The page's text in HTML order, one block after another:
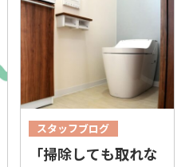
りした内容で全然大丈夫です！
雨の日のストレスに： 駐車場の
ぬかるみ対策（砂利敷きやコン
クリート工事）や防草シートの
愛車を守り、車内が熱くなるの
を防ぐカーポートの設置 お盆の
帰省に向けて： お孫さんが遊び
したり、手すりをつけたりする
れている方には見逃せないチャ
ンスですよね。 3. 今年からの
「新ルール」が重要です！
2026年度から、補助金をもら
うための条件が一つ変わりまし
た。それは、「インターネット
た機種を選ぶことです。 「給湯
器にネット？」と思われるかも
換（カバー工法・はつり工法）
ドアも対象： 窓の改修と同一契
約であれば、高断熱ドアへの交
換も補助対象になります！ 【チ
ェック！】 補助金は予算がなく
なり次第終了となるため、早め
の動き出しが肝心です。 なぜ
「窓」を変えるだけで暮らしが
変わるのか？ 「エアコンをつけ
いました。 心より御礼申し上げ
ます。 2026年も何卒よろしく
お願いいたします。 今年もタテ
イシリフォーム新春イベントを
1月24日（土）・25日（日）に
開催いたします！ キッチン・ト
イレ・お風呂・洗面台などの水
まわりリフォームを検討されて
いる方へ。 「まだ使えるけれ
ど、少し不便」 「掃除が大変に
スタッフブログ
リフォーム役立ち情報
「掃除しても取れな